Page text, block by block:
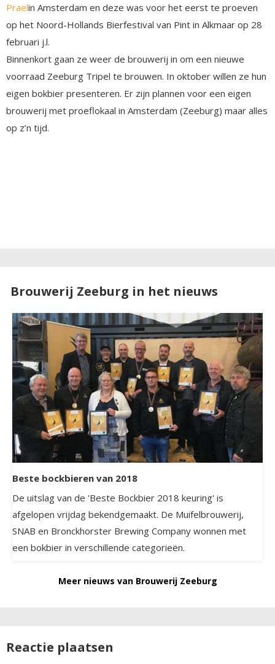
Praelin Amsterdam en deze was voor het eerst te proeven
op het Noord-Hollands Bierfestival van Pint in Alkmaar op 28
februari j.l.
Binnenkort gaan ze weer de brouwerij in om een nieuwe
voorraad Zeeburg Tripel te brouwen. In oktober willen ze hun
eigen bokbier presenteren. Er zijn plannen voor een eigen
brouwerij met proeflokaal in Amsterdam (Zeeburg) maar alles
op z’n tijd.
Brouwerij Zeeburg in het nieuws
Beste bockbieren van 2018
De uitslag van de 'Beste Bockbier 2018 keuring' is
afgelopen vrijdag bekendgemaakt. De Muifelbrouwerij,
SNAB en Bronckhorster Brewing Company wonnen met
een bokbier in verschillende categorieën.
Meer nieuws van Brouwerij Zeeburg
Reactie plaatsen